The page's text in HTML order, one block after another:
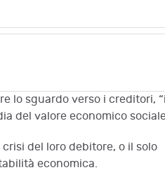
lo sguardo verso i creditori, “i
del valore economico
del loro debitore, o il solo
economica.